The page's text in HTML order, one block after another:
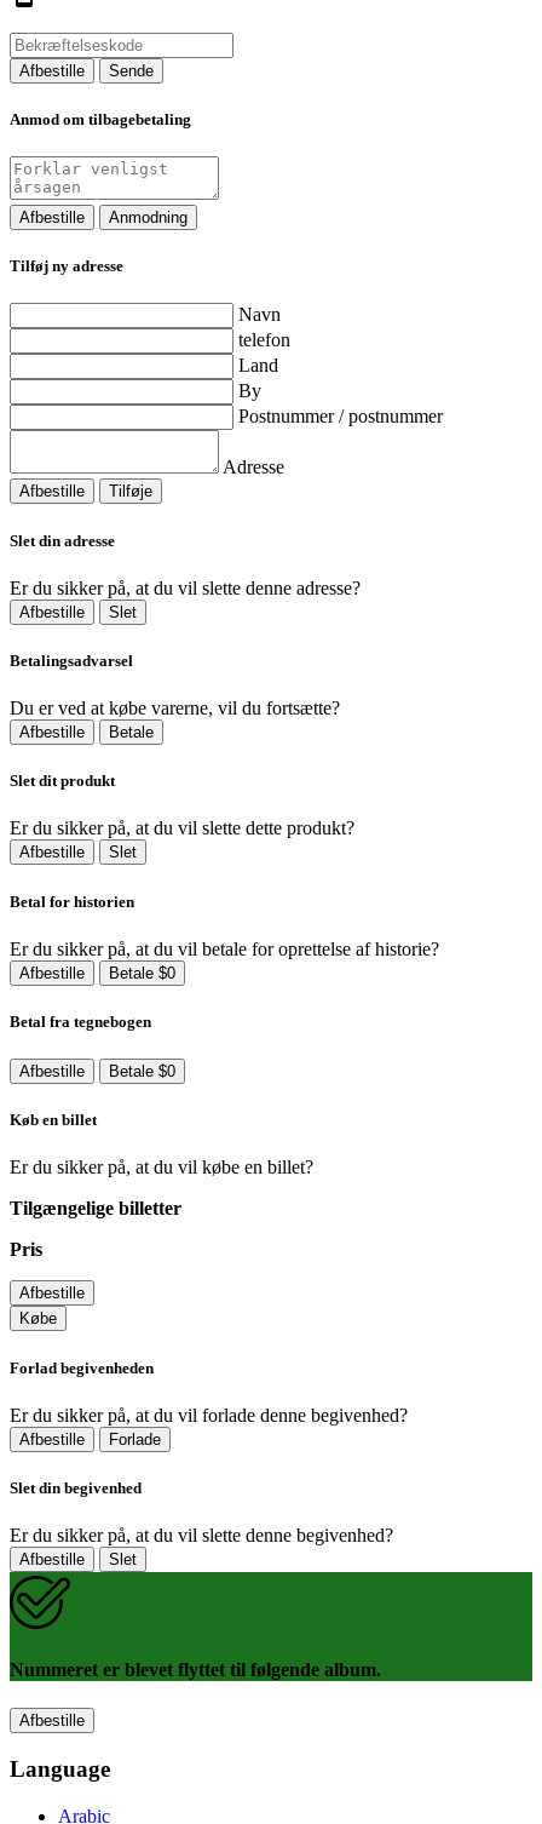
Afbestille Sende
Anmod om tilbagebetaling
Afbestille Anmodning
Tilføj ny adresse
Navn
telefon
Land
By
Postnummer / postnummer
Adresse
Afbestille Tilføje
Slet din adresse
Er du sikker på, at du vil slette denne adresse?
Afbestille Slet
Betalingsadvarsel
Du er ved at købe varerne, vil du fortsætte?
Afbestille Betale
Slet dit produkt
Er du sikker på, at du vil slette dette produkt?
Afbestille Slet
Betal for historien
Er du sikker på, at du vil betale for oprettelse af historie?
Afbestille Betale $0
Betal fra tegnebogen
Afbestille Betale $0
Køb en billet
Er du sikker på, at du vil købe en billet?
Tilgængelige billetter
Pris
Afbestille
Købe
Forlad begivenheden
Er du sikker på, at du vil forlade denne begivenhed?
Afbestille Forlade
Slet din begivenhed
Er du sikker på, at du vil slette denne begivenhed?
Afbestille Slet
Nummeret er blevet flyttet til følgende album.
Afbestille
Language
Arabic